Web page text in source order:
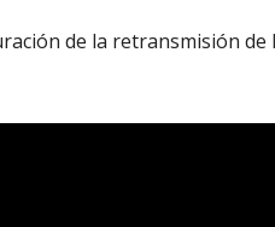
de la retransmisión de